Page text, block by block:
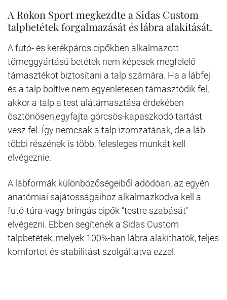
A Rokon Sport megkezdte a Sidas Custom
talpbetétek forgalmazását és lábra alakítását.
A futó- és kerékpáros cipőkben alkalmazott
tömeggyártású betétek nem képesek megfelelő
támasztékot biztosítani a talp számára. Ha a lábfej
és a talp boltíve nem egyenletesen támasztódik fel,
akkor a talp a test alátámasztása érdekében
ösztönösen,egyfajta görcsös-kapaszkodó tartást
vesz fel. Így nemcsak a talp izomzatának, de a láb
többi részének is több, felesleges munkát kell
elvégeznie.
A lábformák különbözőségeiből adódóan, az egyén
anatómiai sajátosságaihoz alkalmazkodva kell a
futó-túra-vagy bringás cipők "testre szabását"
elvégezni. Ebben segítenek a Sidas Custom
talpbetétek, melyek 100%-ban lábra alakíthatók, teljes
komfortot és stabilitást szolgáltatva ezzel.